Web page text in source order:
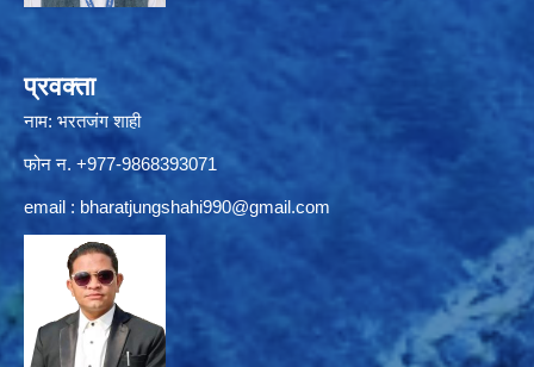
प्रवक्ता
नाम: भरतजंग शाही
फोन न. +977-9868393071
email : bharatjungshahi990@gmail.com